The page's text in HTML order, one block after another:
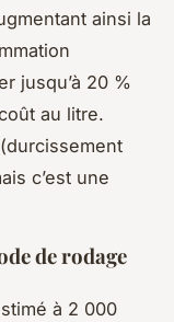
ainsi la
jusqu’à 20 %
au litre.
c’est une
de rodage
à 2 000